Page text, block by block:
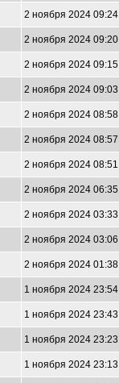
2 ноября 2024 09:24
2 ноября 2024 09:20
2 ноября 2024 09:15
2 ноября 2024 09:03
2 ноября 2024 08:58
2 ноября 2024 08:57
2 ноября 2024 08:51
2 ноября 2024 06:35
2 ноября 2024 03:33
2 ноября 2024 03:06
2 ноября 2024 01:38
1 ноября 2024 23:54
1 ноября 2024 23:43
1 ноября 2024 23:23
1 ноября 2024 23:13